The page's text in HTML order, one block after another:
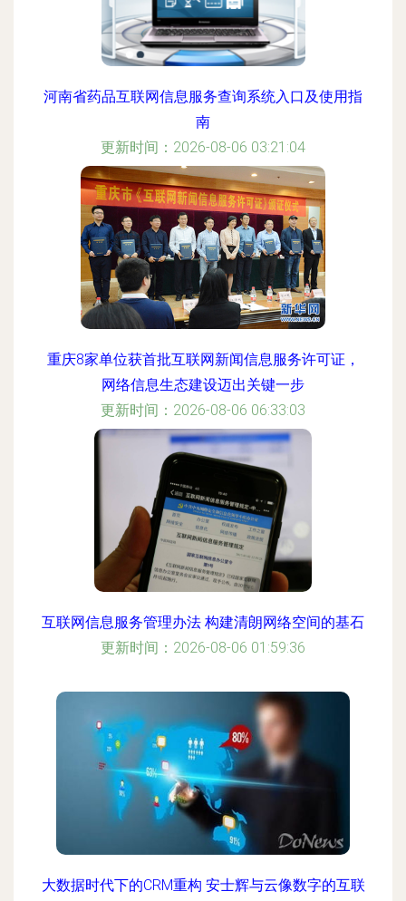
河南省药品互联网信息服务查询系统入口及使用指
南
更新时间：2026-08-06 03:21:04
重庆8家单位获首批互联网新闻信息服务许可证，
网络信息生态建设迈出关键一步
更新时间：2026-08-06 06:33:03
互联网信息服务管理办法 构建清朗网络空间的基石
更新时间：2026-08-06 01:59:36
大数据时代下的CRM重构 安士辉与云像数字的互联